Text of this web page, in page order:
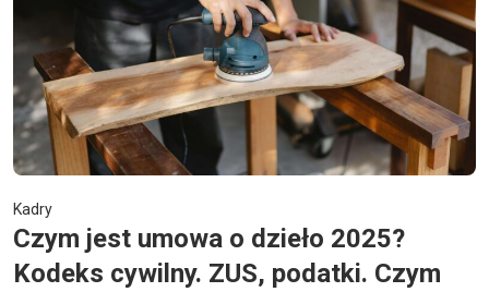
Kadry
Czym jest umowa o dzieło 2025?
Kodeks cywilny. ZUS, podatki. Czym